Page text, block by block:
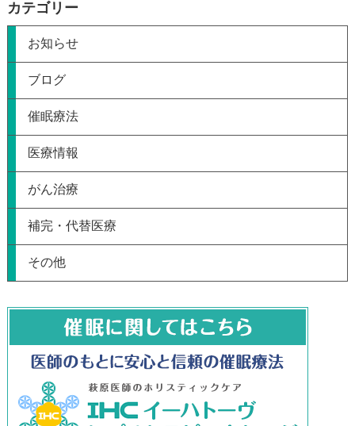
カテゴリー
お知らせ
ブログ
催眠療法
医療情報
がん治療
補完・代替医療
その他